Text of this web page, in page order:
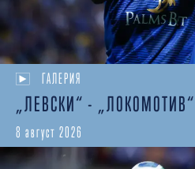
ГАЛЕРИЯ
„ЛЕВСКИ“ -
8 август 2026